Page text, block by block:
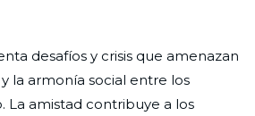
desafíos y crisis que amenazan
la armonía social entre los
La amistad contribuye a los